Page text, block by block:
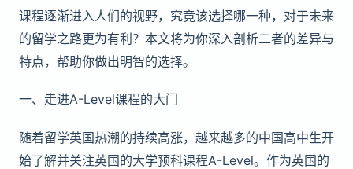
课程逐渐进入人们的视野，究竟该选择哪一种，对于未来
的留学之路更为有利？本文将为你深入剖析二者的差异与
特点，帮助你做出明智的选择。
一、走进A-Level课程的大门
随着留学英国热潮的持续高涨，越来越多的中国高中生开
始了解并关注英国的大学预科课程A-Level。作为英国的